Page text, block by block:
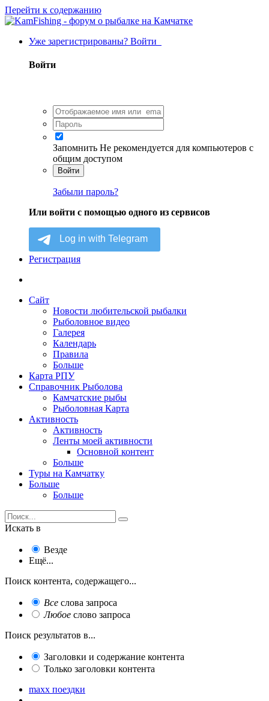
Перейти к содержанию
Уже зарегистрированы? Войти
Войти
Запомнить Не рекомендуется для компьютеров с
общим доступом
Войти
Забыли пароль?
Или войти с помощью одного из сервисов
Регистрация
Сайт
Новости любительской рыбалки
Рыболовное видео
Галерея
Календарь
Правила
Больше
Карта РПУ
Справочник Рыболова
Камчатские рыбы
Рыболовная Карта
Активность
Активность
Ленты моей активности
Основной контент
Больше
Туры на Камчатку
Больше
Больше
Искать в
Везде
Ещё...
Поиск контента, содержащего...
Все слова запроса
Любое слово запроса
Поиск результатов в...
Заголовки и содержание контента
Только заголовки контента
maxx поездки